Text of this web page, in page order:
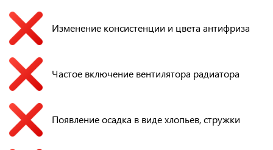
Изменение консистенции и цвета антифриза
Частое включение вентилятора радиатора
Появление осадка в виде хлопьев, стружки